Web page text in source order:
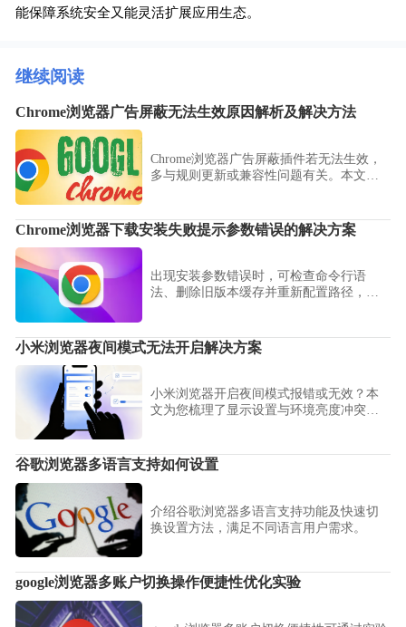
能保障系统安全又能灵活扩展应用生态。
继续阅读
Chrome浏览器广告屏蔽无法生效原因解析及解决方法
Chrome浏览器广告屏蔽插件若无法生效，
多与规则更新或兼容性问题有关。本文解
Chrome浏览器下载安装失败提示参数错误的解决方案
出现安装参数错误时，可检查命令行语
法、删除旧版本缓存并重新配置路径，确
小米浏览器夜间模式无法开启解决方案
小米浏览器开启夜间模式报错或无效？本
文为您梳理了显示设置与环境亮度冲突的
谷歌浏览器多语言支持如何设置
介绍谷歌浏览器多语言支持功能及快速切
换设置方法，满足不同语言用户需求。
google浏览器多账户切换操作便捷性优化实验